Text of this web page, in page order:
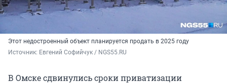
Этот недостроенный объект планируется продать в 2025 году
Источник: Евгений Софийчук / NGS55.RU
В Омске сдвинулись сроки приватизации